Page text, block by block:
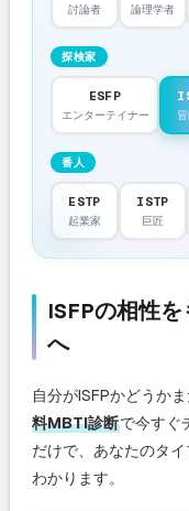
討論者 論理学者
探検家
ESFP
エンターテイナー
番人
ESTP
起業家
ISTP
巨匠
ISFPの相性
へ
自分がISFPかどうか
料MBTI診断で今すぐ
だけで、あなたのタ
わかります。